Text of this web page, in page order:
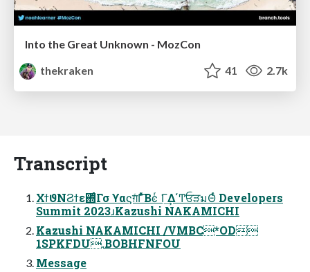
Into the Great Unknown - MozCon
thekraken
41 2.7k
Transcript
ΧϯϑΝϨϯε΍ͬͨΓσ ϒαϛग़ͨΓͯͨ͠Βͼͬ ͘Γ͢Δ΄ͲਓੜมΘͬͨ Developers
Summit 2023ɹKazushi NAKAMICHI
Kazushi NAKAMICHI /VMBC*OD
1SPKFDU.BOBHFNFOU
Message